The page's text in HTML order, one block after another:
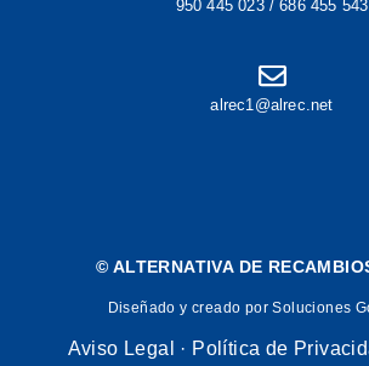
950 445 023 / 686 455 543
alrec1@alrec.net
© ALTERNATIVA DE
Diseñado y creado por Soluciones
Aviso Legal · Política de